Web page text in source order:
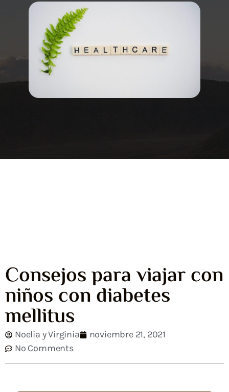
Consejos para viajar con
niños con diabetes
mellitus
Noelia y Virginia
noviembre 21, 2021
No Comments